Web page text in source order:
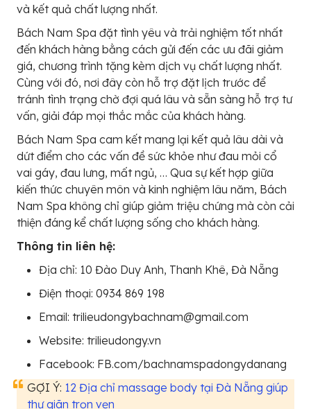
và kết quả chất lượng nhất.
Bách Nam Spa đặt tình yêu và trải nghiệm tốt nhất
đến khách hàng bằng cách gửi đến các ưu đãi giảm
giá, chương trình tặng kèm dịch vụ chất lượng nhất.
Cùng với đó, nơi đây còn hỗ trợ đặt lịch trước để
tránh tình trạng chờ đợi quá lâu và sẵn sàng hỗ trợ tư
vấn, giải đáp mọi thắc mắc của khách hàng.
Bách Nam Spa cam kết mang lại kết quả lâu dài và
dứt điểm cho các vấn đề sức khỏe như đau mỏi cổ
vai gáy, đau lưng, mất ngủ, … Qua sự kết hợp giữa
kiến thức chuyên môn và kinh nghiệm lâu năm, Bách
Nam Spa không chỉ giúp giảm triệu chứng mà còn cải
thiện đáng kể chất lượng sống cho khách hàng.
Thông tin liên hệ:
Địa chỉ: 10 Đào Duy Anh, Thanh Khê, Đà Nẵng
Điện thoại: 0934 869 198
Email: trilieudongybachnam@gmail.com
Website: trilieudongy.vn
Facebook: FB.com/bachnamspadongydanang
GỢI Ý: 12 Địa chỉ massage body tại Đà Nẵng giúp
thư giãn trọn vẹn